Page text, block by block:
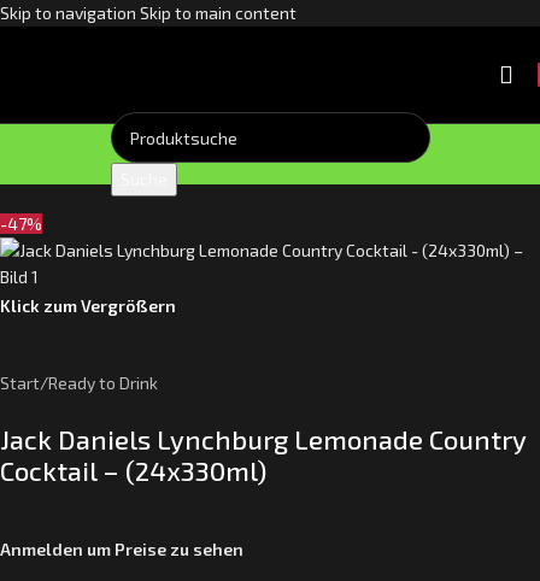
Skip to navigation Skip to main content
-47%
Klick zum Vergrößern
Start/Ready to Drink
Jack Daniels Lynchburg Lemonade Country
Cocktail – (24x330ml)
Anmelden um Preise zu sehen